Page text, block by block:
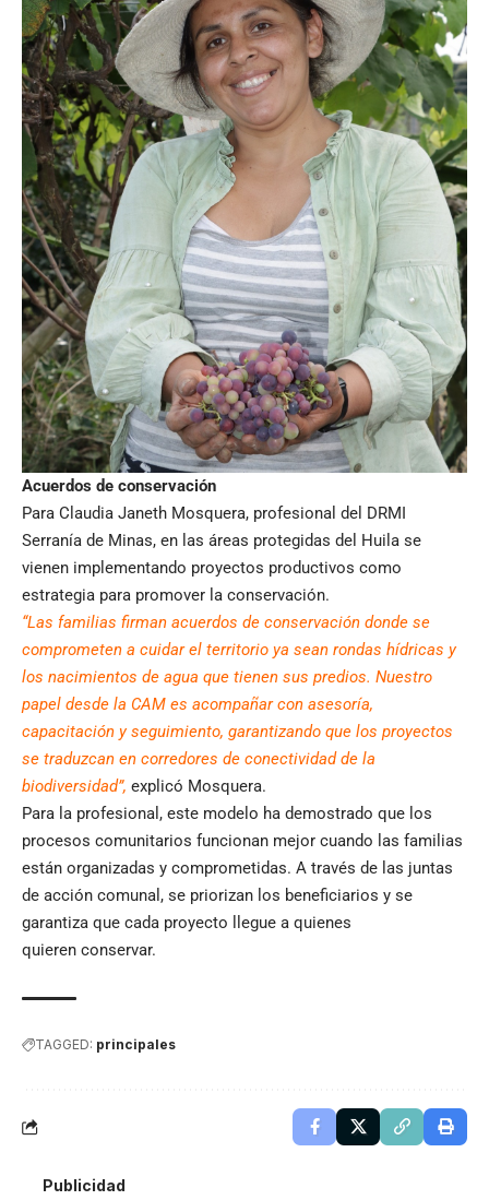
Acuerdos de conservación
Para Claudia Janeth Mosquera, profesional del DRMI
Serranía de Minas, en las áreas protegidas del Huila se
vienen implementando proyectos productivos como
estrategia para promover la conservación.
“Las familias firman acuerdos de conservación donde se
comprometen a cuidar el territorio ya sean rondas hídricas y
los nacimientos de agua que tienen sus predios. Nuestro
papel desde la CAM es acompañar con asesoría,
capacitación y seguimiento, garantizando que los proyectos
se traduzcan en corredores de conectividad de la
biodiversidad”, explicó Mosquera.
Para la profesional, este modelo ha demostrado que los
procesos comunitarios funcionan mejor cuando las familias
están organizadas y comprometidas. A través de las juntas
de acción comunal, se priorizan los beneficiarios y se
garantiza que cada proyecto llegue a quienes
quieren conservar.
TAGGED: principales
Publicidad